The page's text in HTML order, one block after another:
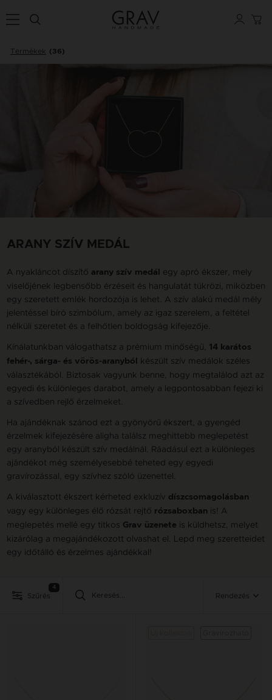
Termékek (36)
ARANY SZÍV MEDÁL
A nyakláncot díszítő arany szív medál
egy apró ékszer, mely
viselőjének legbensőbb érzéseit és hangulatát tükrözi, miközben
egy szeretett emlék hordozója is lehet. A szív alakú medál mély
jelentéssel bíró szimbólum, amely az igaz szerelem, a feltétel
nélküli szeretet és a felhőtlen boldogság kifejezője.
Kínálatunkban válogathatsz a prémium minőségű,
14 karátos
fehér-, sárga- és vörös-aranyból
készült szív medálok széles
választékából. Biztosak vagyunk benne, hogy megtalálod azt az
egyedi és különleges darabot, amely a legpontosabban fejezi ki
a szívedben rejlő érzelmeket.
Ha ajándéknak szánod ezt a gyönyörű ékszert, a gyengéd
érzelmek kifejezésére aligha találsz meghittebb meglepetést
egy aranyból készült szív medálnál. Ráadásul ezt a különleges
ajándékot még személyesebbé teheted egy egyedi
gravírozással, egy szívhez szóló üzenettel.
A kiválasztott ékszert kérheted exkluzív díszcsomagolásban
vagy egy különleges élő rózsát rejtő rózsaboxban is! A
meglepetés mellé egy titkos Grav üzenete is küldhetsz, melyet
kizárólag a megajándékozott olvashat el. Lepd meg szeretteidet
egy időtálló és érzelmes ajándékkal!
Szűrés
4
Rendezés